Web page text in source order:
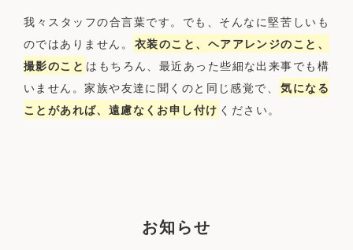
我々スタッフの合言葉です。でも、そんなに堅苦しいも
のではありません。
衣装のこと、ヘアアレンジのこと、
撮影のこと はもちろん、最近あった些細な出来事でも構
いません。家族や友達に聞くのと同じ感覚で、 気になる
ことがあれば、遠慮なくお申し付け ください。
お知らせ